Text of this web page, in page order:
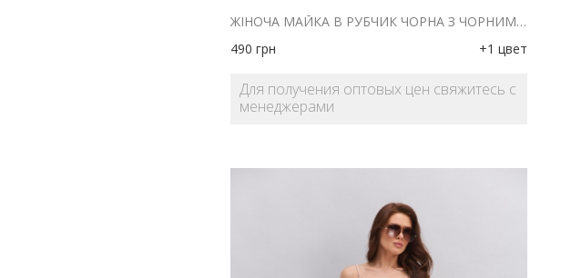
ЖІНОЧА МАЙКА В РУБЧИК ЧОРНА З ЧОРНИМ МЕРЕЖИВОМ ВГОРІ
490 грн +1 цвет
Для получения оптовых цен свяжитесь с
менеджерами